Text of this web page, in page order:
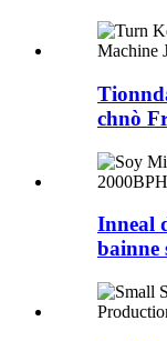
chnò
Inneal
bainne